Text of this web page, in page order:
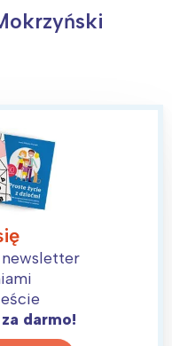
darmo!
z
Śląsk
Kraków
Południe
Północ